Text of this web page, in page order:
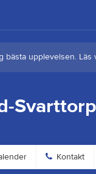
bästa upplevelsen. Läs
Kontakt